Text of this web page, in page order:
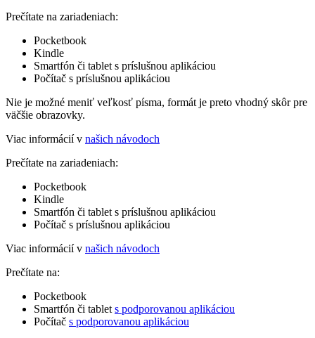
Prečítate na zariadeniach:
Pocketbook
Kindle
Smartfón či tablet s príslušnou aplikáciou
Počítač s príslušnou aplikáciou
Nie je možné meniť veľkosť písma, formát je preto vhodný skôr pre
väčšie obrazovky.
Viac informácií v našich návodoch
Prečítate na zariadeniach:
Pocketbook
Kindle
Smartfón či tablet s príslušnou aplikáciou
Počítač s príslušnou aplikáciou
Viac informácií v našich návodoch
Prečítate na:
Pocketbook
Smartfón či tablet s podporovanou aplikáciou
Počítač s podporovanou aplikáciou